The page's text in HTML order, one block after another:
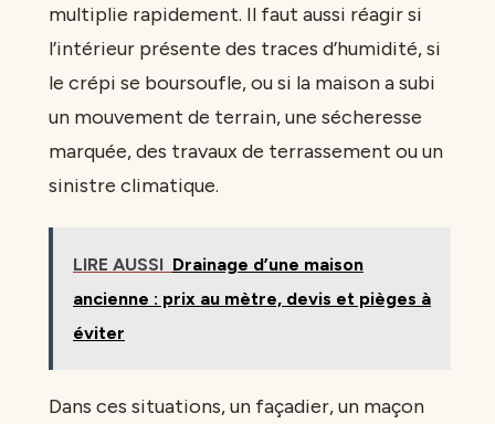
multiplie rapidement. Il faut aussi réagir si
l’intérieur présente des traces d’humidité, si
le crépi se boursoufle, ou si la maison a subi
un mouvement de terrain, une sécheresse
marquée, des travaux de terrassement ou un
sinistre climatique.
LIRE AUSSI Drainage d’une maison
ancienne : prix au mètre, devis et pièges à
éviter
Dans ces situations, un façadier, un maçon